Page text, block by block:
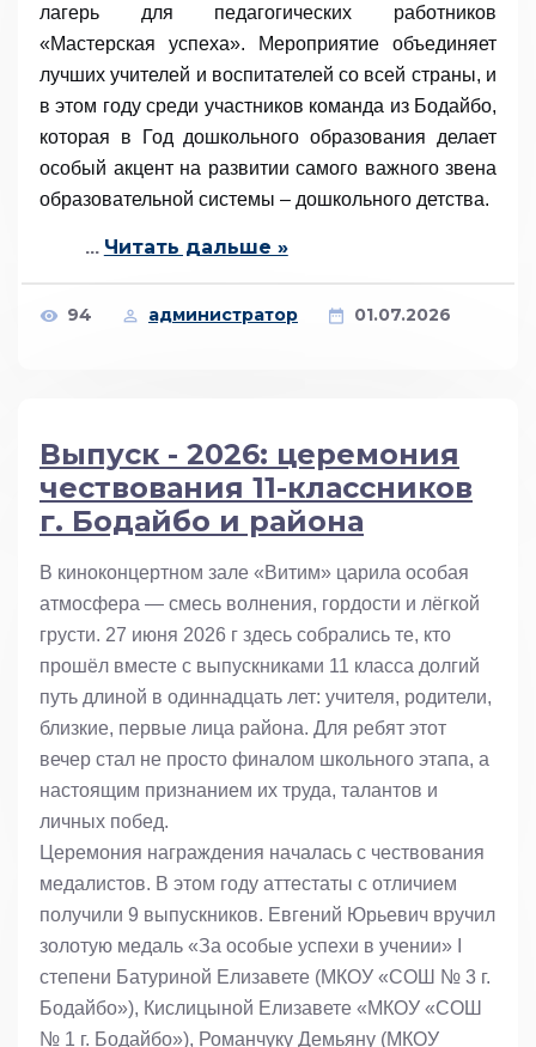
лагерь для педагогических работников
«Мастерская успеха». Мероприятие объединяет
лучших учителей и воспитателей со всей страны, и
в этом году среди участников команда из Бодайбо,
которая в Год дошкольного образования делает
особый акцент на развитии самого важного звена
образовательной системы – дошкольного детства.
... Читать дальше »
94 администратор 01.07.2026
Выпуск - 2026: церемония
чествования 11-классников
г. Бодайбо и района
В киноконцертном зале «Витим» царила особая
атмосфера — смесь волнения, гордости и лёгкой
грусти. 27 июня 2026 г здесь собрались те, кто
прошёл вместе с выпускниками 11 класса долгий
путь длиной в одиннадцать лет: учителя, родители,
близкие, первые лица района. Для ребят этот
вечер стал не просто финалом школьного этапа, а
настоящим признанием их труда, талантов и
личных побед.
Церемония награждения началась с чествования
медалистов. В этом году аттестаты с отличием
получили 9 выпускников. Евгений Юрьевич вручил
золотую медаль «За особые успехи в учении» I
степени Батуриной Елизавете (МКОУ «СОШ № 3 г.
Бодайбо»), Кислицыной Елизавете «МКОУ «СОШ
№ 1 г. Бодайбо»), Романчуку Демьяну (МКОУ